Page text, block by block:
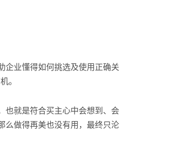
企业懂得如何挑选及使用正确关
。
也就是符合买主心中会想到、会
么做得再美也没有用，最终只沦